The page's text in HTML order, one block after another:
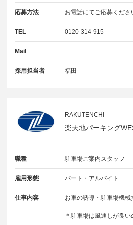
応募方法 お電話にてご応募くださ
TEL 0120-314-915
Mail
採用担当者 福田
RAKUTENCHI
楽天地パーキング
職種 駐車場ご案内スタッフ
雇用形態 パート・アルバイト
仕事内容 お車の誘導・駐車場機
＊駐車場は風通しが良い